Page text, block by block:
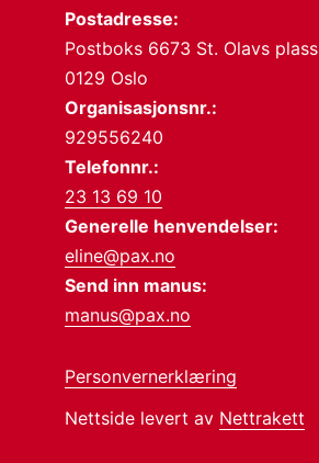
Postadresse:
Postboks 6673 St. Olavs plass
0129 Oslo
Organisasjonsnr.:
929556240
Telefonnr.:
23 13 69 10
Generelle henvendelser:
eline@pax.no
Send inn manus:
manus@pax.no
Personvernerklæring
Nettside levert av Nettrakett